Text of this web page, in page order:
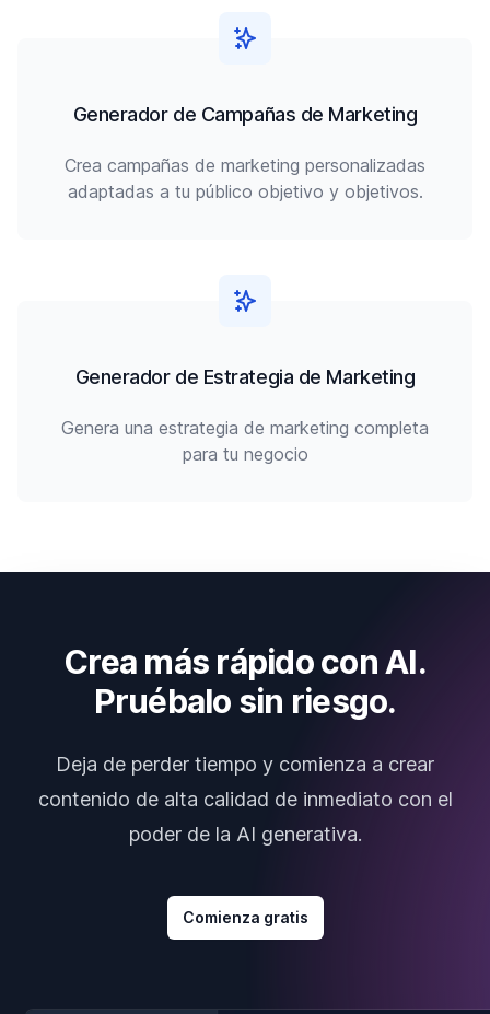
Generador de Campañas de Marketing
Crea campañas de marketing personalizadas
adaptadas a tu público objetivo y objetivos.
Generador de Estrategia de Marketing
Genera una estrategia de marketing completa
para tu negocio
Crea más rápido con AI.
Pruébalo sin riesgo.
Deja de perder tiempo y comienza a crear
contenido de alta calidad de inmediato con el
poder de la AI generativa.
Comienza gratis